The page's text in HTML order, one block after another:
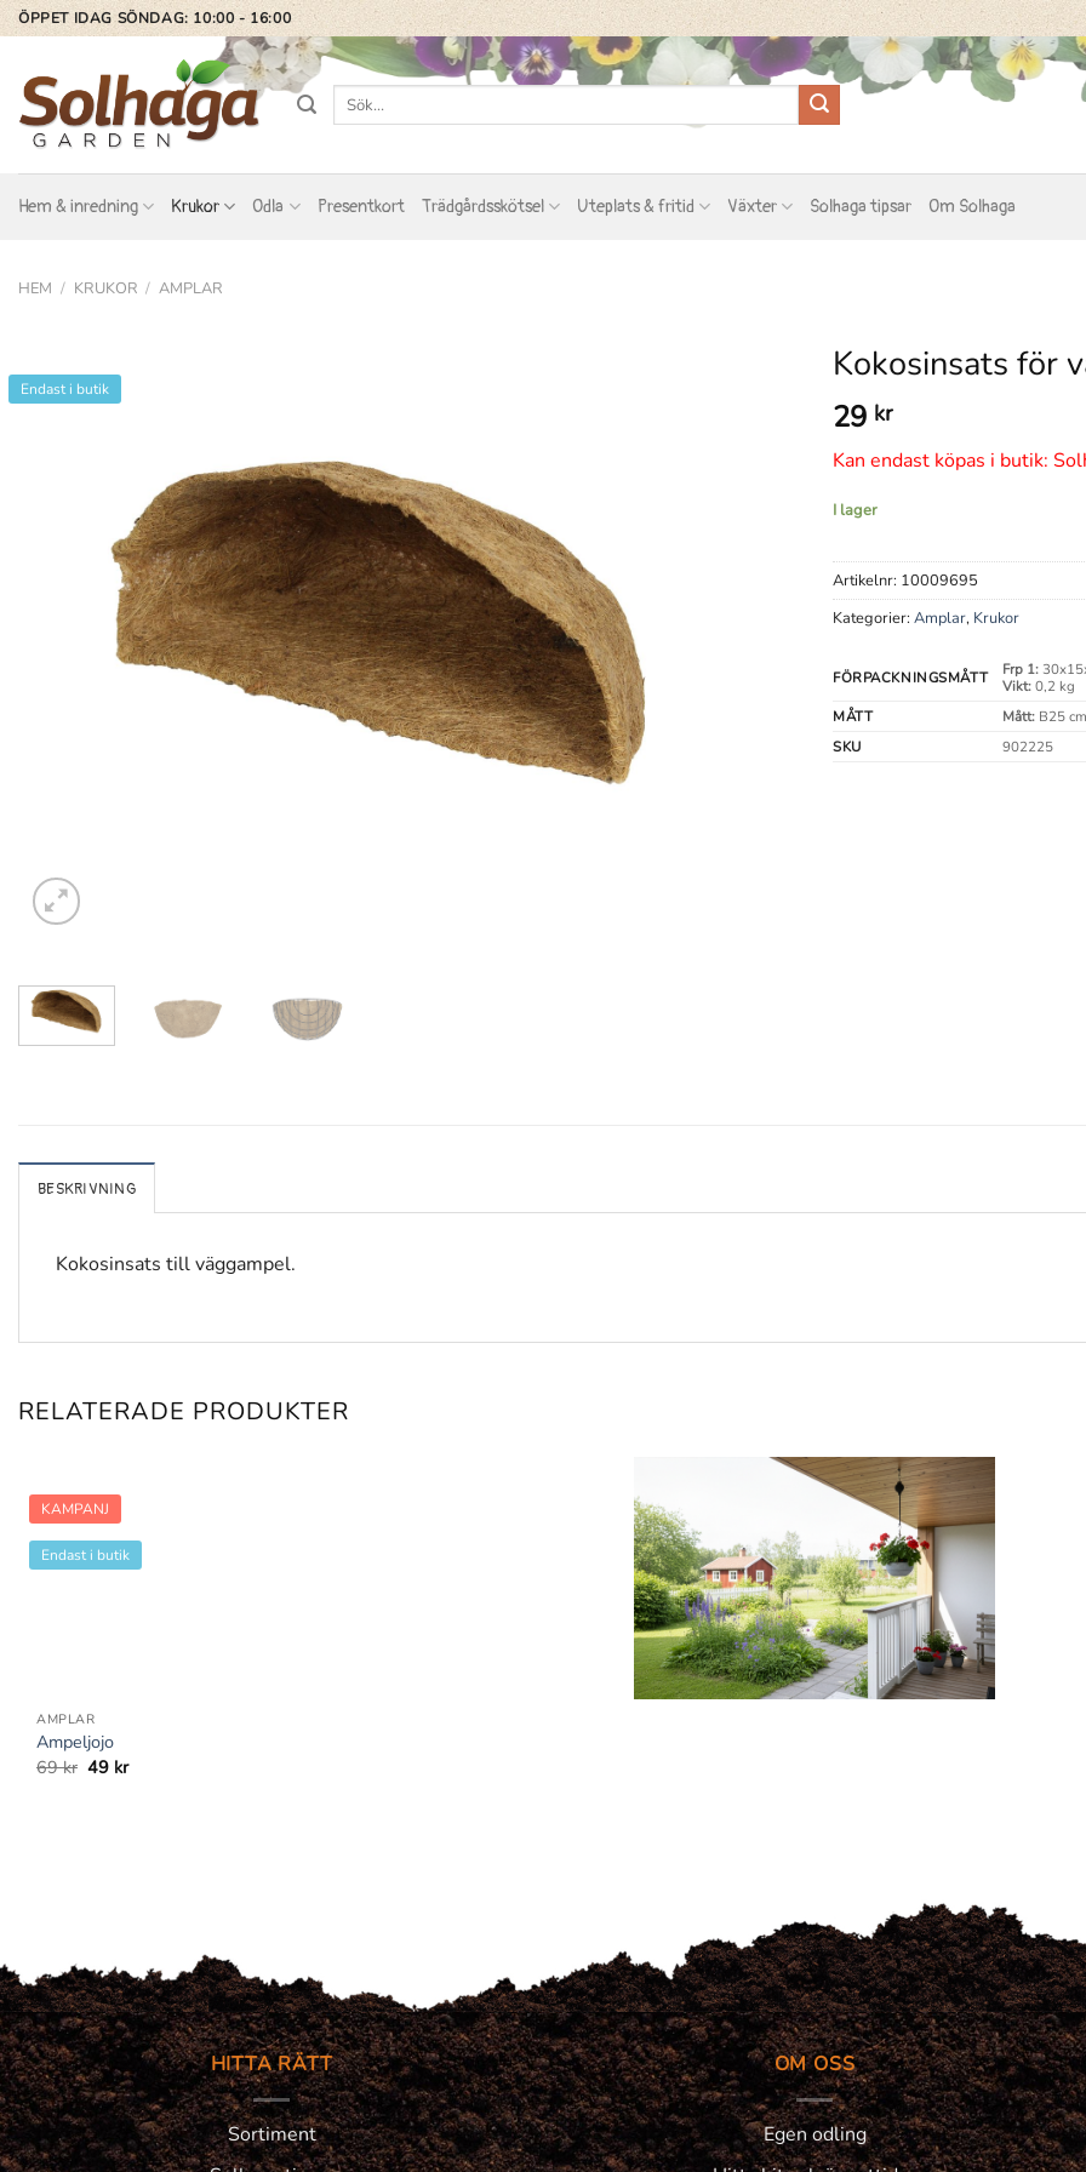
Skip
to
content
ÖPPET IDAG SÖNDAG: 10:00 - 16:00
Sök
Hem & inredning Krukor Odla Presentkort Trädgårdsskötsel Uteplats & fritid Växter Solhaga tipsar Om Solhaga
HEM / KRUKOR / AMPLAR
Endast i butik
Kokosinsats för
29 kr
Kan endast köpas i butik:
I lager
Artikelnr: 10009695
Kategorier: Amplar, Krukor
FÖRPACKNINGSMÅTT Frp 1:
Vikt:0,2 kg
MÅTT
Mått:B25 cm
SKU
902225
BESKRIVNING
Kokosinsats till väggampel.
RELATERADE PRODUKTER
KAMPANJ
Endast i butik
AMPLAR
Ampeljojo
69kr Det
49 krDet
HITTA RÄTT
Sortiment
OM OSS
Egen odling